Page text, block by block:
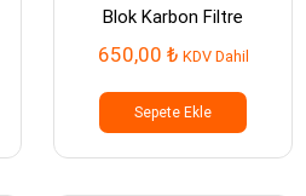
Blok Karbon Filtre
650,00 ₺ KDV Dahil
Sepete Ekle